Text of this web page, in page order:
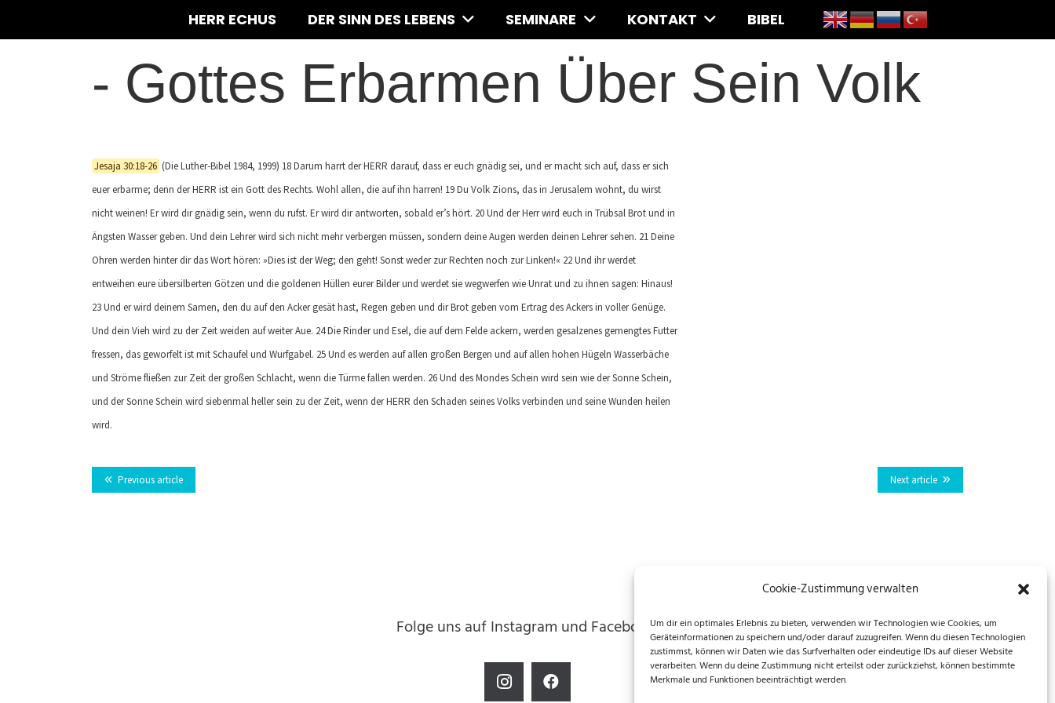
Cookie-Zustimmung verwalten
Um dir ein optimales Erlebnis zu bieten, verwenden wir Technologien wie Cookies, um
Geräteinformationen zu speichern und/oder darauf zuzugreifen. Wenn du diesen Technologien
zustimmst, können wir Daten wie das Surfverhalten oder eindeutige IDs auf dieser Website
verarbeiten. Wenn du deine Zustimmung nicht erteilst oder zurückziehst, können bestimmte
Merkmale und Funktionen beeinträchtigt werden.
HERR ECHUS DER SINN DES LEBENS SEMINARE KONTAKT BIBEL
- Gottes Erbarmen Über Sein Volk
Jesaja 30:18-26 (Die Luther-Bibel 1984, 1999) 18 Darum harrt der HERR darauf, dass er euch gnädig sei, und er macht sich auf, dass er sich
euer erbarme; denn der HERR ist ein Gott des Rechts. Wohl allen, die auf ihn harren! 19 Du Volk Zions, das in Jerusalem wohnt, du wirst
nicht weinen! Er wird dir gnädig sein, wenn du rufst. Er wird dir antworten, sobald er’s hört. 20 Und der Herr wird euch in Trübsal Brot und in
Ängsten Wasser geben. Und dein Lehrer wird sich nicht mehr verbergen müssen, sondern deine Augen werden deinen Lehrer sehen. 21 Deine
Ohren werden hinter dir das Wort hören: »Dies ist der Weg; den geht! Sonst weder zur Rechten noch zur Linken!« 22 Und ihr werdet
entweihen eure übersilberten Götzen und die goldenen Hüllen eurer Bilder und werdet sie wegwerfen wie Unrat und zu ihnen sagen: Hinaus!
23 Und er wird deinem Samen, den du auf den Acker gesät hast, Regen geben und dir Brot geben vom Ertrag des Ackers in voller Genüge.
Und dein Vieh wird zu der Zeit weiden auf weiter Aue. 24 Die Rinder und Esel, die auf dem Felde ackern, werden gesalzenes gemengtes Futter
fressen, das geworfelt ist mit Schaufel und Wurfgabel. 25 Und es werden auf allen großen Bergen und auf allen hohen Hügeln Wasserbäche
und Ströme fließen zur Zeit der großen Schlacht, wenn die Türme fallen werden. 26 Und des Mondes Schein wird sein wie der Sonne Schein,
und der Sonne Schein wird siebenmal heller sein zu der Zeit, wenn der HERR den Schaden seines Volks verbinden und seine Wunden heilen
wird.
Next article
Previous article
Folge uns auf Instagram und Facebook!